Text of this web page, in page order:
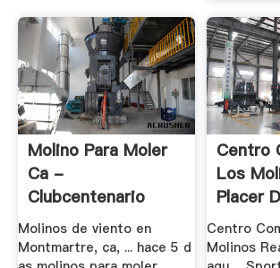
Molino Para Moler
Ca -
Clubcentenario
Molinos de viento en
Montmartre, ca, ... hace 5 d
Centro
Los
Placer
Centro
Molinos